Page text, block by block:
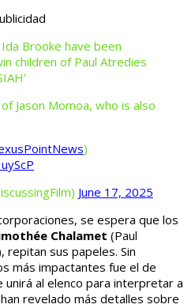
Brooke have been
children of Paul Atredies
Jason Momoa, who is also
)
June 17, 2025
se espera que los
Chalamet (Paul
repitan sus papeles. Sin
más impactantes fue el de
unirá al elenco para interpretar a
revelado más detalles sobre